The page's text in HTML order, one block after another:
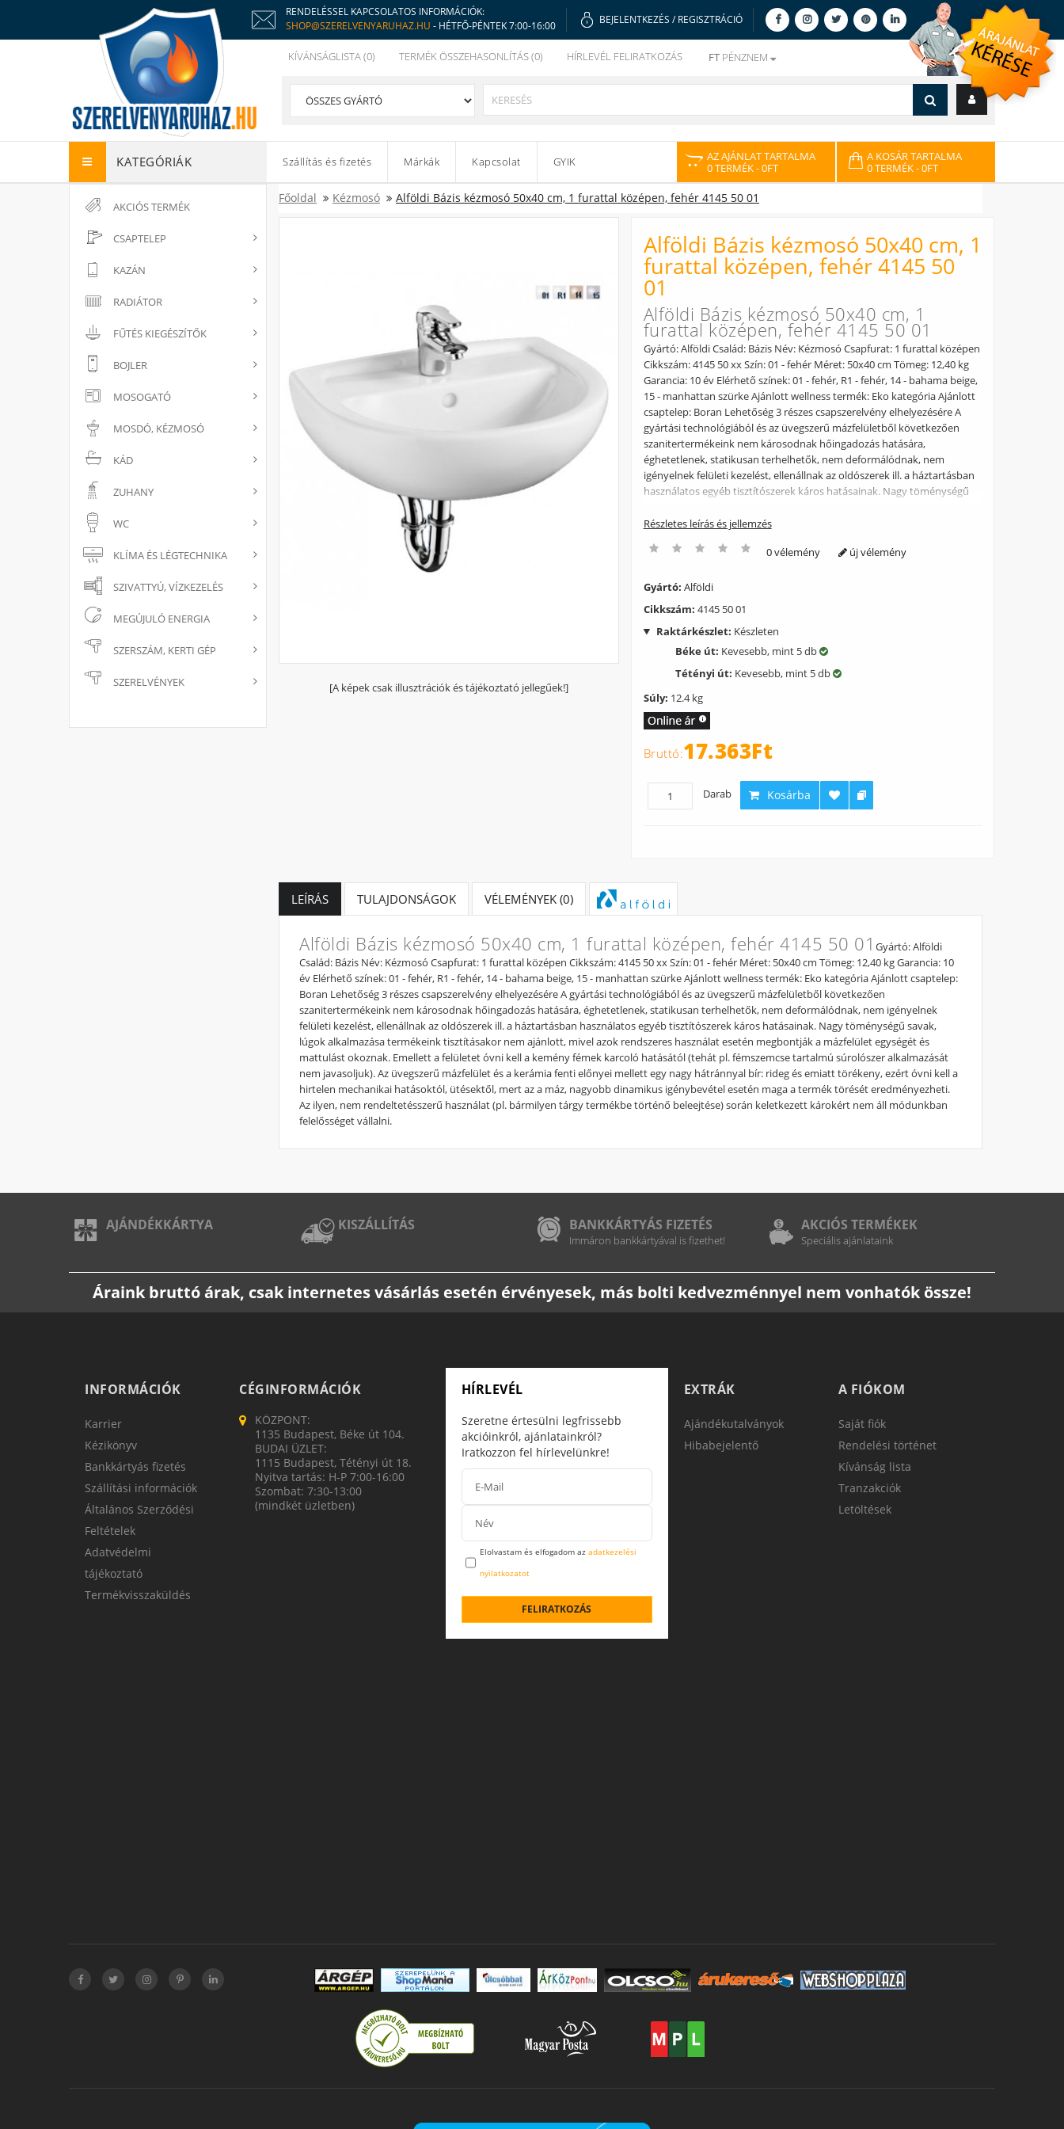
RENDELÉSSEL KAPCSOLATOS INFORMÁCIÓK:
SHOP@SZERELVENYARUHAZ.HU - HÉTFŐ-PÉNTEK 7:00-16:00
BEJELENTKEZÉS / REGISZTRÁCIÓ
KÍVÁNSÁGLISTA (0) TERMÉK ÖSSZEHASONLÍTÁS (0) HÍRLEVÉL FELIRATKOZÁS FT PÉNZNEM
KATEGÓRIÁK Szállítás és fizetés Márkák Kapcsolat GYIK
AZ AJÁNLAT TARTALMA
0 TERMÉK- 0FT
A KOSÁR TARTALMA
0 TERMÉK- 0FT
AKCIÓS TERMÉK
CSAPTELEP
KAZÁN
RADIÁTOR
FŰTÉS KIEGÉSZÍTŐK
BOJLER
MOSOGATÓ
MOSDÓ, KÉZMOSÓ
KÁD
ZUHANY
WC
KLÍMA ÉS LÉGTECHNIKA
SZIVATTYÚ, VÍZKEZELÉS
MEGÚJULÓ ENERGIA
SZERSZÁM, KERTI GÉP
SZERELVÉNYEK
Főoldal Kézmosó Alföldi Bázis kézmosó 50x40 cm, 1 furattal középen, fehér 4145 50 01
[A képek csak illusztrációk és tájékoztató jellegűek!]
Alföldi Bázis kézmosó 50x40 cm, 1
furattal középen, fehér 4145 50
01
Alföldi Bázis kézmosó 50x40 cm, 1
furattal középen, fehér 4145 50 01
Gyártó: Alföldi Család: Bázis Név: Kézmosó Csapfurat: 1 furattal középen
Cikkszám: 4145 50 xx Szín: 01 - fehér Méret: 50x40 cm Tömeg: 12,40 kg
Garancia: 10 év Elérhető színek: 01 - fehér, R1 - fehér, 14 - bahama beige,
15 - manhattan szürke Ajánlott wellness termék: Eko kategória Ajánlott
csaptelep: Boran Lehetőség 3 részes csapszerelvény elhelyezésére A
gyártási technológiából és az üvegszerű mázfelületből következően
szanitertermékeink nem károsodnak hőingadozás hatására,
éghetetlenek, statikusan terhelhetők, nem deformálódnak, nem
igényelnek felületi kezelést, ellenállnak az oldószerek ill. a háztartásban
használatos egyéb tisztítószerek káros hatásainak. Nagy töménységű
azok rendszeres használat esetén megbontják a mázfelület egységét és
karcoló hatásától (tehát pl. fémszemcse tartalmú súrolószer
fenti előnyei mellett egy nagy hátránnyal bír: rideg és emiatt törékeny,
ezért óvni kell a hirtelen mechanikai hatásoktól, ütésektől, mert az a
máz, nagyobb dinamikus igénybevétel esetén maga a termék törését
eredményezheti. Az ilyen, nem rendeltetésszerű használat (pl.
bármilyen tárgy termékbe történő beleejtése) során keletkezett
Részletes leírás és jellemzés
0 vélemény új vélemény
Gyártó: Alföldi
Cikkszám: 4145 50 01
Raktárkészlet: Készleten
Béke út: Kevesebb, mint 5 db
Tétényi út: Kevesebb, mint 5 db
Súly: 12.4 kg
17.363Ft
Darab Kosárba
LEÍRÁS TULAJDONSÁGOK VÉLEMÉNYEK (0)
Alföldi Bázis kézmosó 50x40 cm, 1 furattal középen, fehér 4145 50 01 Gyártó: Alföldi
Család: Bázis Név: Kézmosó Csapfurat: 1 furattal középen Cikkszám: 4145 50 xx Szín: 01 - fehér Méret: 50x40 cm Tömeg: 12,40 kg Garancia: 10
év Elérhető színek: 01 - fehér, R1 - fehér, 14 - bahama beige, 15 - manhattan szürke Ajánlott wellness termék: Eko kategória Ajánlott csaptelep:
Boran Lehetőség 3 részes csapszerelvény elhelyezésére A gyártási technológiából és az üvegszerű mázfelületből következően
szanitertermékeink nem károsodnak hőingadozás hatására, éghetetlenek, statikusan terhelhetők, nem deformálódnak, nem igényelnek
felületi kezelést, ellenállnak az oldószerek ill. a háztartásban használatos egyéb tisztítószerek káros hatásainak. Nagy töménységű savak,
lúgok alkalmazása termékeink tisztításakor nem ajánlott, mivel azok rendszeres használat esetén megbontják a mázfelület egységét és
mattulást okoznak. Emellett a felületet óvni kell a kemény fémek karcoló hatásától (tehát pl. fémszemcse tartalmú súrolószer alkalmazását
nem javasoljuk). Az üvegszerű mázfelület és a kerámia fenti előnyei mellett egy nagy hátránnyal bír: rideg és emiatt törékeny, ezért óvni kell a
hirtelen mechanikai hatásoktól, ütésektől, mert az a máz, nagyobb dinamikus igénybevétel esetén maga a termék törését eredményezheti.
Az ilyen, nem rendeltetésszerű használat (pl. bármilyen tárgy termékbe történő beleejtése) során keletkezett károkért nem áll módunkban
felelősséget vállalni.
AJÁNDÉKKÁRTYA KISZÁLLÍTÁS BANKKÁRTYÁS FIZETÉS
Immáron bankkártyával is fizethet!
AKCIÓS TERMÉKEK
Speciális ajánlataink
Áraink bruttó árak, csak internetes vásárlás esetén érvényesek, más bolti kedvezménnyel nem vonhatók össze!
INFORMÁCIÓK
Karrier
Kézikönyv
Bankkártyás fizetés
Szállítási információk
Általános Szerződési
Feltételek
Adatvédelmi
tájékoztató
Termékvisszaküldés
CÉGINFORMÁCIÓK
KÖZPONT:
1135 Budapest, Béke út 104.
BUDAI ÜZLET:
1115 Budapest, Tétényi út 18.
Nyitva tartás: H-P 7:00-16:00
Szombat: 7:30-13:00
(mindkét üzletben)
HÍRLEVÉL
Szeretne értesülni legfrissebb
akcióinkról, ajánlatainkról?
Iratkozzon fel hírlevelünkre!
Elolvastam és elfogadom az adatkezelési
nyilatkozatot
FELIRATKOZÁS
EXTRÁK
Ajándékutalványok
Hibabejelentő
A FIÓKOM
Saját fiók
Rendelési történet
Kívánság lista
Tranzakciók
Letöltések